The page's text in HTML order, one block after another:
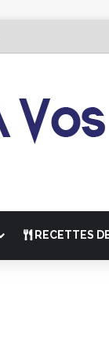
Semaine des
RECETTES